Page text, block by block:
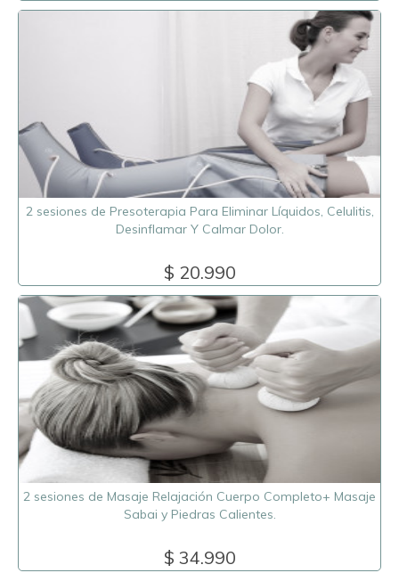
2 sesiones de Presoterapia Para Eliminar Líquidos, Celulitis,
Desinflamar Y Calmar Dolor.
$ 20.990
2 sesiones de Masaje Relajación Cuerpo Completo+ Masaje
Sabai y Piedras Calientes.
$ 34.990